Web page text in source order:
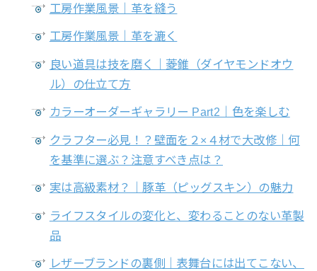
工房作業風景｜革を縫う
工房作業風景｜革を漉く
良い道具は技を磨く｜菱錐（ダイヤモンドオウ
ル）の仕立て方
カラーオーダーギャラリー Part2｜色を楽しむ
クラフター必見！？壁面を２×４材で大改修｜何
を基準に選ぶ？注意すべき点は？
実は高級素材？｜豚革（ピッグスキン）の魅力
ライフスタイルの変化と、変わることのない革製
品
レザーブランドの裏側｜表舞台には出てこない、